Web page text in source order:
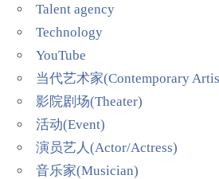
Talent agency
Technology
YouTube
当代艺术家(Contemporary
影院剧场(Theater)
活动(Event)
演员艺人(Actor/Actress)
音乐家(Musician)